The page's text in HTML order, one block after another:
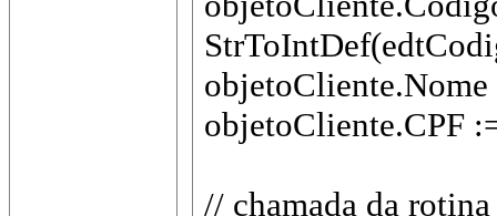
objetoCliente.CPF
// chamada da